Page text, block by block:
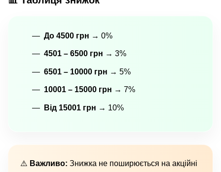
До 4500 грн → 0%
4501 – 6500 грн → 3%
6501 – 10000 грн → 5%
10001 – 15000 грн → 7%
Від 15001 грн → 10%
⚠️ Важливо: Знижка не поширюється на акційні